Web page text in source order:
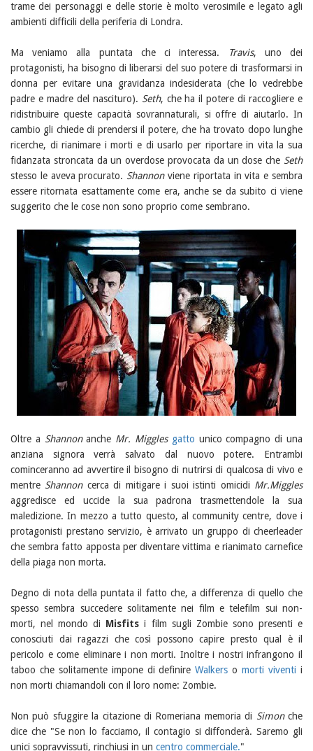
trame dei personaggi e delle storie è molto verosimile e legato agli
ambienti difficili della periferia di Londra.
Ma veniamo alla puntata che ci interessa. Travis, uno dei
protagonisti, ha bisogno di liberarsi del suo potere di trasformarsi in
donna per evitare una gravidanza indesiderata (che lo vedrebbe
padre e madre del nascituro). Seth, che ha il potere di raccogliere e
ridistribuire queste capacità sovrannaturali, si offre di aiutarlo. In
cambio gli chiede di prendersi il potere, che ha trovato dopo lunghe
ricerche, di rianimare i morti e di usarlo per riportare in vita la sua
fidanzata stroncata da un overdose provocata da un dose che Seth
stesso le aveva procurato. Shannonviene riportata in vita e sembra
essere ritornata esattamente come era, anche se da subito ci viene
suggerito che le cose non sono proprio come sembrano.
Oltre a Shannonanche Mr. Miggles gatto unico compagno di una
anziana signora verrà salvato dal nuovo potere. Entrambi
cominceranno ad avvertire il bisogno di nutrirsi di qualcosa di vivo e
mentre Shannoncerca di mitigare i suoi istinti omicidi Mr.Miggles
aggredisce ed uccide la sua padrona trasmettendole la sua
maledizione. In mezzo a tutto questo, al community centre, dove i
protagonisti prestano servizio, è arrivato un gruppo di cheerleader
che sembra fatto apposta per diventare vittima e rianimato carnefice
della piaga non morta.
Degno di nota della puntata il fatto che, a differenza di quello che
spesso sembra succedere solitamente nei film e telefilm sui non-
morti, nel mondo di Misfits i film sugli Zombie sono presenti e
conosciuti dai ragazzi che così possono capire presto qual è il
pericolo e come eliminare i non morti. Inoltre i nostri infrangono il
taboo che solitamente impone di definireWalkers omorti viventi i
non morti chiamandoli con il loro nome: Zombie.
Non può sfuggire la citazione di Romeriana memoria di Simonche
dice che "Se non lo facciamo, il contagio si diffonderà. Saremo gli
unici sopravvissuti, rinchiusi in un centro commerciale."